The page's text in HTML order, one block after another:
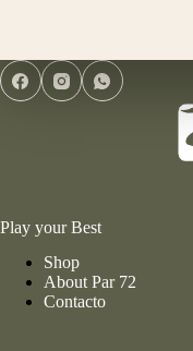
Play your Best
Shop
About Par 72
Contacto